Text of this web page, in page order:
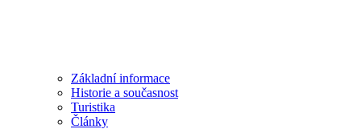
Základní informace
Historie a současnost
Turistika
Články